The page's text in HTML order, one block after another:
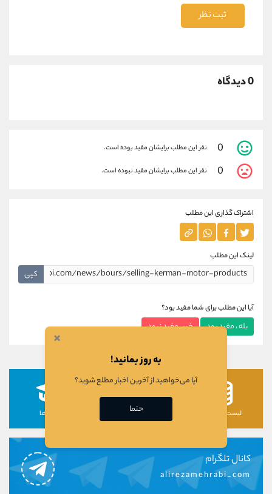
ثبت نظر
0 دیدگاه
0 نفر این مطلب برایشان مفید بوده است.
0 نفر این مطلب برایشان مفید نبوده است.
اشتراک گذاری این مطلب
لینک این مطلب
کپی
آیا این مطلب برای شما مفید بود؟
بله ، مفید بود خیر ، مفید نبود
لیست رمزارزها لیست سهام ها دوره ها
کانال تلگرام
alirezamehrabi_com
×
به روز بمانید!
آیا می‌خواهید از آخرین اخبار مطلع شوید؟
حتما